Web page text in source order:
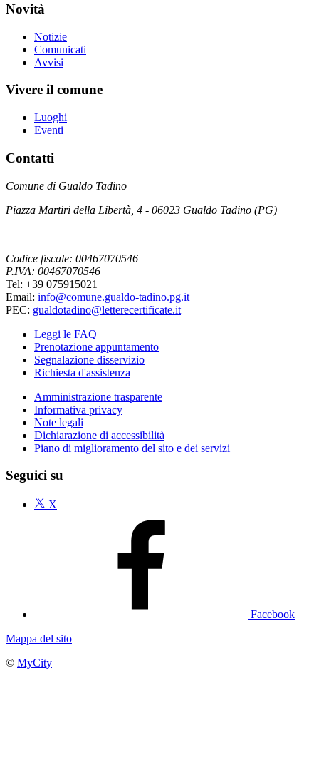
Novità
Notizie
Comunicati
Avvisi
Vivere il comune
Luoghi
Eventi
Contatti
Comune di Gualdo Tadino
Piazza Martiri della Libertà, 4 - 06023 Gualdo Tadino (PG)
Codice fiscale: 00467070546
P.IVA: 00467070546
Tel: +39 075915021
Email: info@comune.gualdo-tadino.pg.it
PEC: gualdotadino@letterecertificate.it
Leggi le FAQ
Prenotazione appuntamento
Segnalazione disservizio
Richiesta d'assistenza
Amministrazione trasparente
Informativa privacy
Note legali
Dichiarazione di accessibilità
Piano di miglioramento del sito e dei servizi
Seguici su
X
Facebook
Mappa del sito
© MyCity